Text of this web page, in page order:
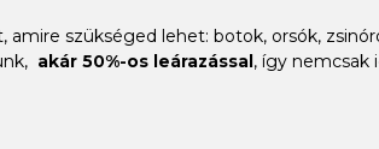
szükséged lehet: botok, orsók,
akár 50%-os leárazással, így nemcsak